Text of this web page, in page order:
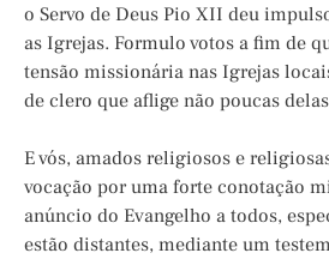
o Servo de Deus Pio XII deu
as Igrejas. Formulo votos a fim de
tensão missionária nas Igrejas
de clero que aflige não poucas
E vós, amados religiosos e
vocação por uma forte conotação
anúncio do Evangelho a todos,
estão distantes, mediante um